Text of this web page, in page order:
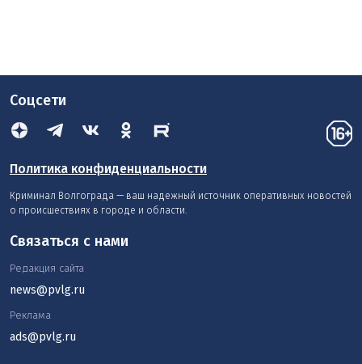
Соцсети
Политика конфиденциальности
Криминал Волгограда — ваш надежный источник оперативных новостей
о происшествиях в городе и области.
Связаться с нами
Редакция сайта
news@pvlg.ru
Реклама
ads@pvlg.ru